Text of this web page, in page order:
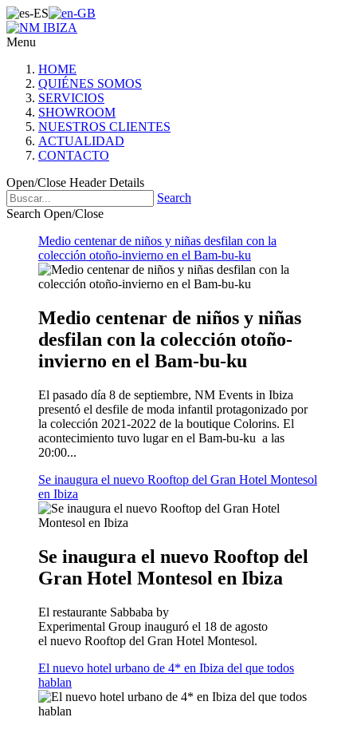
Menu
HOME
QUIÉNES SOMOS
SERVICIOS
SHOWROOM
NUESTROS CLIENTES
ACTUALIDAD
CONTACTO
Open/Close Header Details
Search
Search Open/Close
Medio centenar de niños y niñas desfilan con la
colección otoño-invierno en el Bam-bu-ku
Medio centenar de niños y niñas
desfilan con la colección otoño-
invierno en el Bam-bu-ku
El pasado día 8 de septiembre, NM Events in Ibiza
presentó el desfile de moda infantil protagonizado por
la colección 2021-2022 de la boutique Colorins. El
acontecimiento tuvo lugar en el Bam-bu-ku a las
20:00...
Se inaugura el nuevo Rooftop del Gran Hotel Montesol
en Ibiza
Se inaugura el nuevo Rooftop del
Gran Hotel Montesol en Ibiza
El restaurante Sabbaba by
Experimental Group inauguró el 18 de agosto
el nuevo Rooftop del Gran Hotel Montesol.
El nuevo hotel urbano de 4* en Ibiza del que todos
hablan